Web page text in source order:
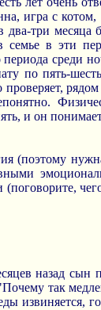
игра с
три
семье в эти
среди
по пять-
и он
(поэтому
назад сын
так
извиняется,